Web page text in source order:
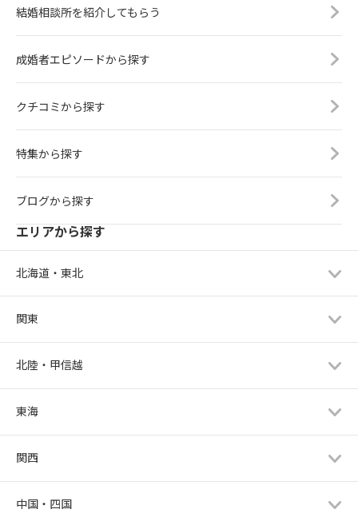
結婚相談所を紹介してもらう
成婚者エピソードから探す
クチコミから探す
特集から探す
ブログから探す
エリアから探す
北海道・東北
関東
北陸・甲信越
東海
関西
中国・四国